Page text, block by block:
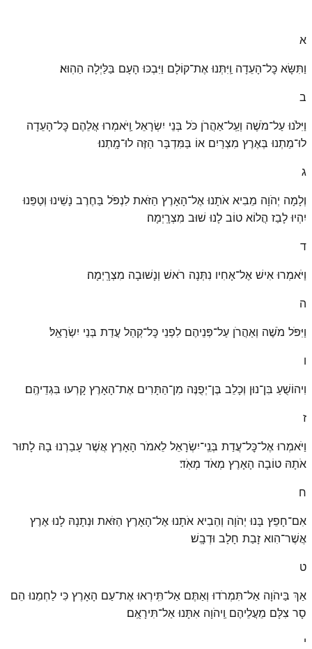
א
וַתִּשָּׂא כׇּל־הָעֵדָה וַֽיִּתְּנוּ אֶת־קוֹלָם וַיִּבְכּוּ הָעָם בַּלַּיְלָה הַהֽוּא׃
ב
וַיִּלֹּנוּ עַל־מֹשֶׁה וְעַֽל־אַהֲרֹן כֹּל בְּנֵי יִשְׂרָאֵל וַֽיֹּאמְרוּ אֲלֵהֶם כׇּל־הָעֵדָה
לוּ־מַתְנוּ בְּאֶרֶץ מִצְרַיִם אוֹ בַּמִּדְבָּר הַזֶּה לוּ־מָֽתְנוּ׃
ג
וְלָמָה יְהֹוָה מֵבִיא אֹתָנוּ אֶל־הָאָרֶץ הַזֹּאת לִנְפֹּל בַּחֶרֶב נָשֵׁינוּ וְטַפֵּנוּ
יִהְיוּ לָבַז הֲלוֹא טוֹב לָנוּ שׁוּב מִצְרָֽיְמָה׃
ד
וַיֹּאמְרוּ אִישׁ אֶל־אָחִיו נִתְּנָה רֹאשׁ וְנָשׁוּבָה מִצְרָֽיְמָה׃
ה
וַיִּפֹּל מֹשֶׁה וְאַהֲרֹן עַל־פְּנֵיהֶם לִפְנֵי כׇּל־קְהַל עֲדַת בְּנֵי יִשְׂרָאֵֽל׃
ו
וִיהוֹשֻׁעַ בִּן־נוּן וְכָלֵב בֶּן־יְפֻנֶּה מִן־הַתָּרִים אֶת־הָאָרֶץ קָרְעוּ בִּגְדֵיהֶֽם׃
ז
וַיֹּאמְרוּ אֶל־כׇּל־עֲדַת בְּנֵֽי־יִשְׂרָאֵל לֵאמֹר הָאָרֶץ אֲשֶׁר עָבַרְנוּ בָהּ לָתוּר
אֹתָהּ טוֹבָה הָאָרֶץ מְאֹד מְאֹֽד׃
ח
אִם־חָפֵץ בָּנוּ יְהֹוָה וְהֵבִיא אֹתָנוּ אֶל־הָאָרֶץ הַזֹּאת וּנְתָנָהּ לָנוּ אֶרֶץ
אֲשֶׁר־הִוא זָבַת חָלָב וּדְבָֽשׁ׃
ט
אַךְ בַּיהֹוָה אַל־תִּמְרֹדוּ וְאַתֶּם אַל־תִּֽירְאוּ אֶת־עַם הָאָרֶץ כִּי לַחְמֵנוּ הֵם
סָר צִלָּם מֵעֲלֵיהֶם וַֽיהֹוָה אִתָּנוּ אַל־תִּירָאֻֽם׃
י